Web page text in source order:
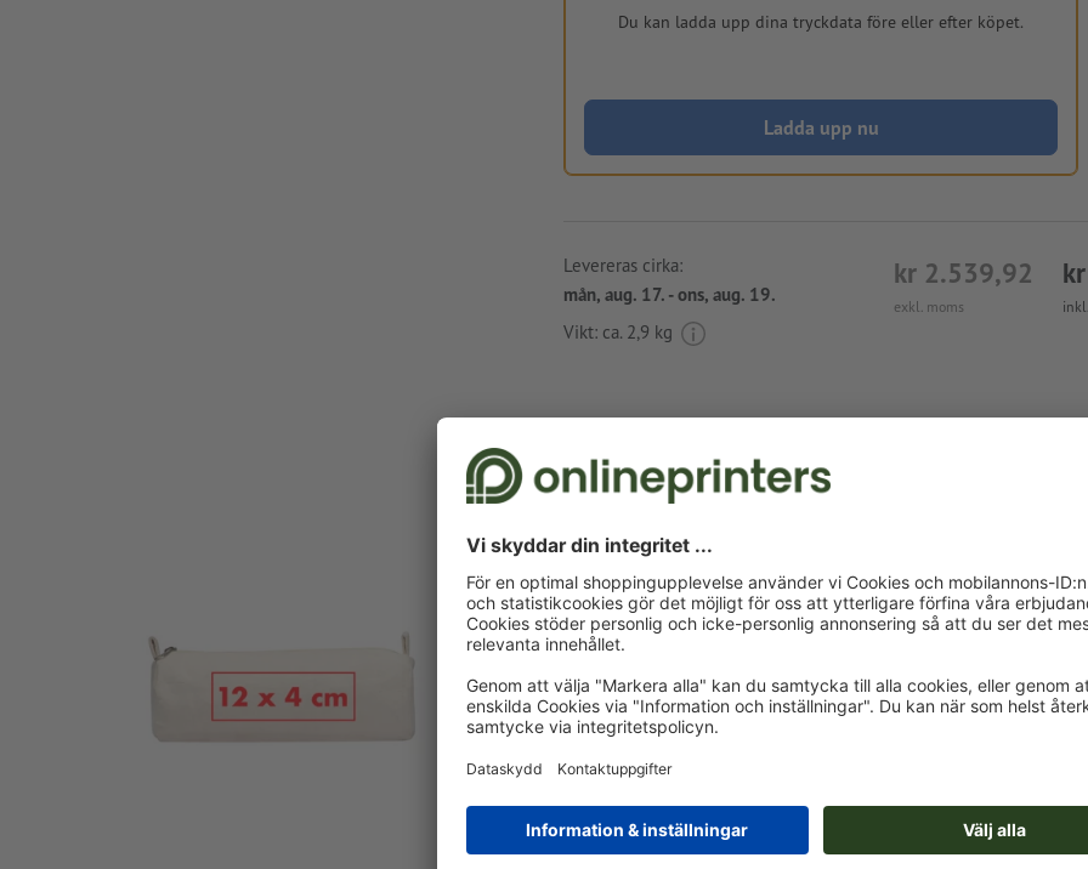
Du kan ladda upp dina tryckdata före eller efter köpet.
Ladda upp nu
exkl. moms
kr 2.539,92
Levereras cirka:
mån, aug. 17. - ons, aug. 19.
Vikt: ca. 2,9 kg
Tryckdataanvisningar Pennskrin Lustenau
Som motivfärger kan en resp. tvåspecialfärgerväljas.
Namnge färgrutorna med målfärgen från Pantone
Solid Coated (t.ex. ”Pantone 286 C”).
Inga metallic- eller neonfärger möjliga.
Bärmaterialet kan lysa igenom vid
Den tryckfärdiga PDF-filen får bara innehålla vektorer;
bilder och -förlagor är inte lämpliga
Ytterligare information och tips omvektordatahittar du i